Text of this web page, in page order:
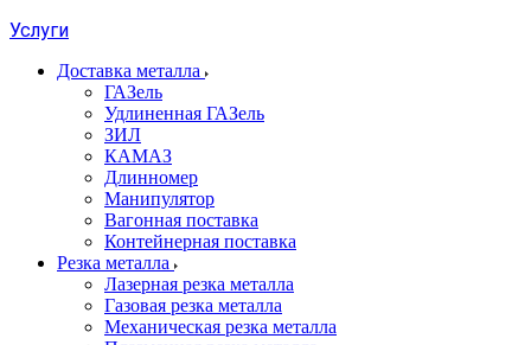
Услуги
Доставка металла
ГАЗель
Удлиненная ГАЗель
ЗИЛ
КАМАЗ
Длинномер
Манипулятор
Вагонная поставка
Контейнерная поставка
Резка металла
Лазерная резка металла
Газовая резка металла
Механическая резка металла